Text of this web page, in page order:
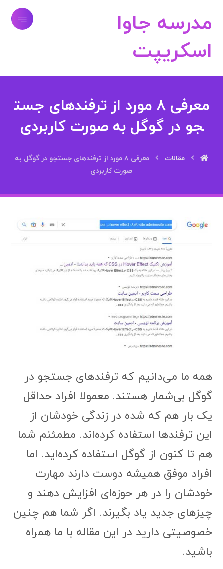
مدرسه جاوا
اسکریپت
معرفی ۸ مورد از ترفندهای جست
جو در گوگل به صورت کاربردی
مقالات
معرفی ۸ مورد از ترفندهای جستجو در گوگل به
صورت کاربردی
همه ما می‌دانیم که ترفندهای جستجو در
گوگل بی‌شمار هستند. معمولا افراد حداقل
یک بار هم که شده در زندگی خودشان از
این ترفندها استفاده کرده‌اند. مطمئنم شما
هم تا کنون از گوگل استفاده کرده‌اید. اما
افراد موفق همیشه دوست دارند مهارت
خودشان را در هر حوزه‌ای افزایش دهند و
چیزهای جدید یاد بگیرند. اگر شما هم چنین
خصوصیتی دارید در این مقاله با ما همراه
باشید.